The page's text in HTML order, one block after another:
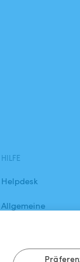
HILFE
Helpdesk
Allgemeine